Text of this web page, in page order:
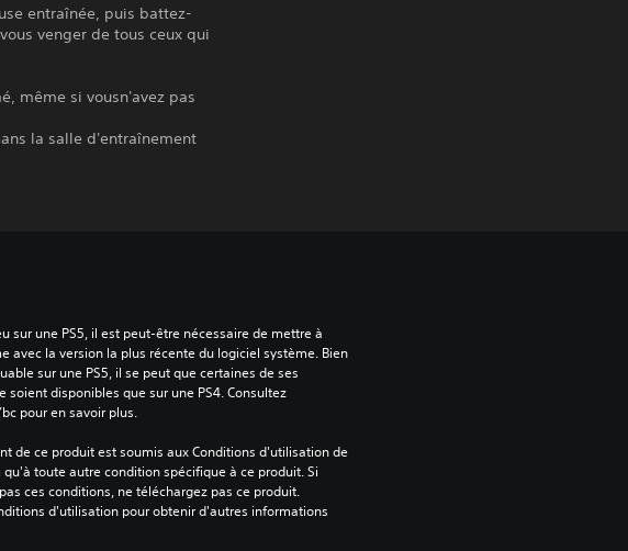
entraînée, puis battez-
venger de tous ceux qui
même si vousn'avez pas
la salle d'entraînement
sur une PS5, il est peut-être nécessaire de mettre à
avec la version la plus récente du logiciel système. Bien
sur une PS5, il se peut que certaines de ses
soient disponibles que sur une PS4. Consultez
pour en savoir plus.
de ce produit est soumis aux Conditions d'utilisation de
qu'à toute autre condition spécifique à ce produit. Si
ces conditions, ne téléchargez pas ce produit.
d'utilisation pour obtenir d'autres informations